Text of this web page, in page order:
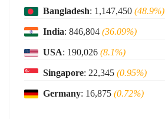
Bangladesh: 1,147,450(48.9%)
India: 846,804(36.09%)
USA: 190,026(8.1%)
Singapore: 22,345(0.95%)
Germany: 16,875(0.72%)